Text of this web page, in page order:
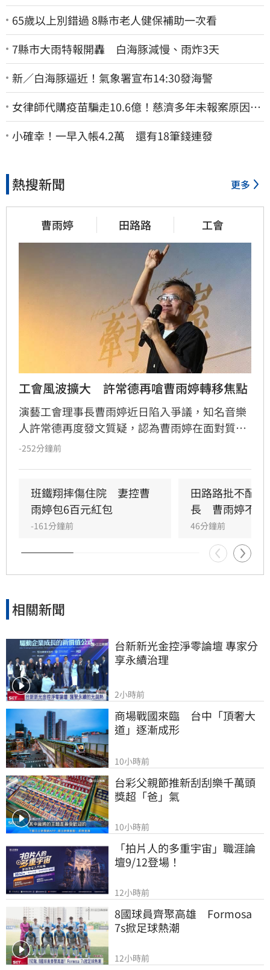
65歲以上別錯過 8縣市老人健保補助一次看
7縣市大雨特報開轟 白海豚減慢、雨炸3天
新／白海豚逼近！氣象署宣布14:30發海警
女律師代購疫苗騙走10.6億！慈濟多年未報案原因
曝：檢警上門才知被騙
小確幸！一早入帳4.2萬 還有18筆錢連發
熱搜新聞 更多
曹雨婷 田路路 工會
工會風波擴大　許常德再嗆曹雨婷轉移焦點
演藝工會理事長曹雨婷近日陷入爭議，知名音樂
人許常德再度發文質疑，認為曹雨婷在面對質疑
時，不應反問資深藝人池秋美關於田路路協助的
外界關注工會運作屬合理公共討論，核心在於工
會是否善盡職責，而非轉移焦點至個別藝人身
上。由於曹雨婷曾主動表示協助田路路，隨後引
發外界檢視工會作為，許常德呼籲曹雨婷應公開
說明近年會務內容，包括會費、企業贊助與政府
補助等經費運用情形，確保財務透明公開，才能
員權益獲得實質保障與完善照顧。
-252分鐘前
班鐵翔摔傷住院　妻控曹
雨婷包6百元紅包
-161分鐘前
田路路批不配
長　曹雨婷不忍
46分鐘前
相關新聞
台新新光金控淨零論壇 專家分
享永續治理
2小時前
商場戰國來臨　台中「頂奢大
道」逐漸成形
10小時前
台彩父親節推新刮刮樂千萬頭
獎超「爸」氣
10小時前
「拍片人的多重宇宙」職涯論
壇9/12登場！
12小時前
8國球員齊聚高雄　Formosa
7s掀足球熱潮
12小時前